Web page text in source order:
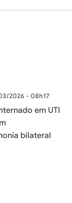
2026 - 08h17
em UTI
bilateral